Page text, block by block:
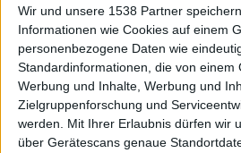
Wir und unsere 1538 Partner
Informationen wie Cookies auf einem
personenbezogene Daten wie
Standardinformationen, die von einem
Werbung und Inhalte, Werbung und
Zielgruppenforschung und
werden.
Mit Ihrer Erlaubnis dürfen wir
über Gerätescans genaue
Dissection - Live Legacy
BAND DISSECTION
WERTUNG
—
USER-WERTUNG